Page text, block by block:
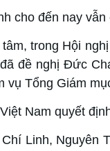
cho đến nay
trong Hội
đề nghị Đức
vụ Tổng Giám
Nam quyết
Linh, Nguyên